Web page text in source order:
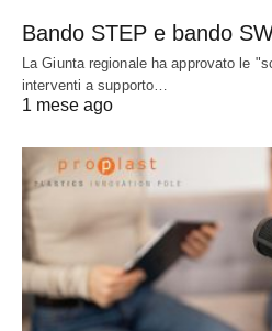
Bando STEP e bando
La Giunta regionale ha approvato le
interventi a supporto…
1 mese ago